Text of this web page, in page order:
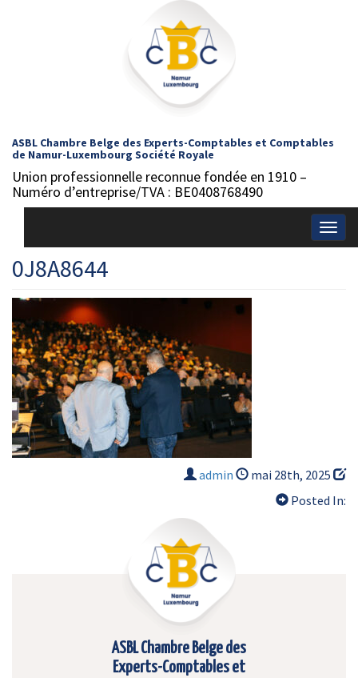
ASBL Chambre Belge des Experts-Comptables et Comptables
de Namur-Luxembourg Société Royale
Union professionnelle reconnue fondée en 1910 –
Numéro d’entreprise/TVA : BE0408768490
0J8A8644
admin
mai 28th, 2025
Posted In:
ASBL Chambre Belge des
Experts-Comptables et